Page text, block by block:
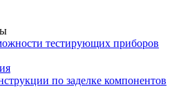
тестирующих приборов
по заделке компонентов